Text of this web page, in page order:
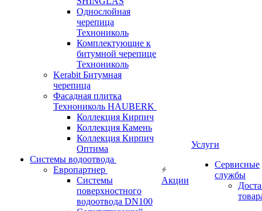
Однослойная
черепица
Технониколь
Комплектующие к
битумной черепице
Технониколь
Kerabit Битумная
черепица
Фасадная плитка
Технониколь HAUBERK
Кол​лекция Кирпич
Кол​лекция Камень
Коллекция Кирпич
Оптима
Системы водоотвода
Европартнер
Системы
поверхностного
водоотвода DN100
Акции
Услуги
Сервисные
службы